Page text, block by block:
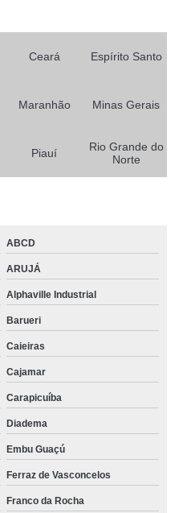
Ceará Espírito Santo
Maranhão Minas Gerais
Piauí
Rio Grande do
Norte
ABCD
ARUJÁ
Alphaville Industrial
Barueri
Caieiras
Cajamar
Carapicuíba
Diadema
Embu Guaçú
Ferraz de Vasconcelos
Franco da Rocha